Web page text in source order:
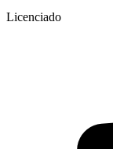
Licenciado